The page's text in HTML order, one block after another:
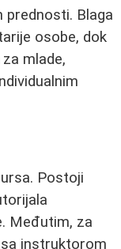
prednosti. Blaga
osobe, dok
mlade,
Postoji
Međutim, za
instruktorom